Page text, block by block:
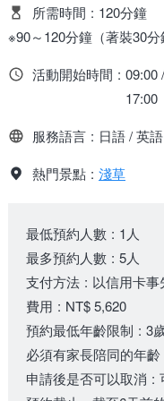
所需時間 : 120分鐘
※90～120分鐘（著裝30
活動開始時間 : 09:00
17:00
服務語言 : 日語 / 英語
熱門景點 : 淺草
最低預約人數 : 1人
最多預約人數 : 5人
支付方法 : 以信用卡
費用 : NT$ 5,620
預約最低年齡限制 : 3
必須有家長陪同的年齡
申請後是否可以取消 :